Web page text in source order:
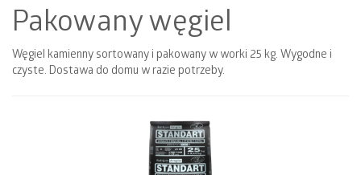
Pakowany węgiel
Węgiel kamienny sortowany i pakowany w worki 25 kg. Wygodne i
czyste. Dostawa do domu w razie potrzeby.